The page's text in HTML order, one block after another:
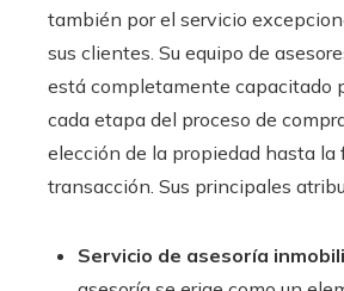
también por el servicio
sus clientes. Su equipo de
está completamente capacitado
cada etapa del proceso de
elección de la propiedad hasta la
transacción. Sus principales
Servicio de asesoría